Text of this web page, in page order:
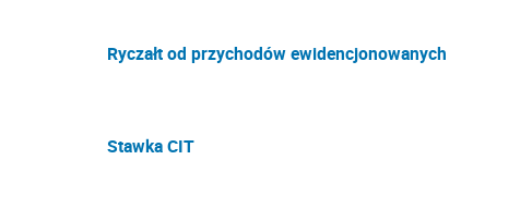
Ryczałt od przychodów ewidencjonowanych
Stawka CIT